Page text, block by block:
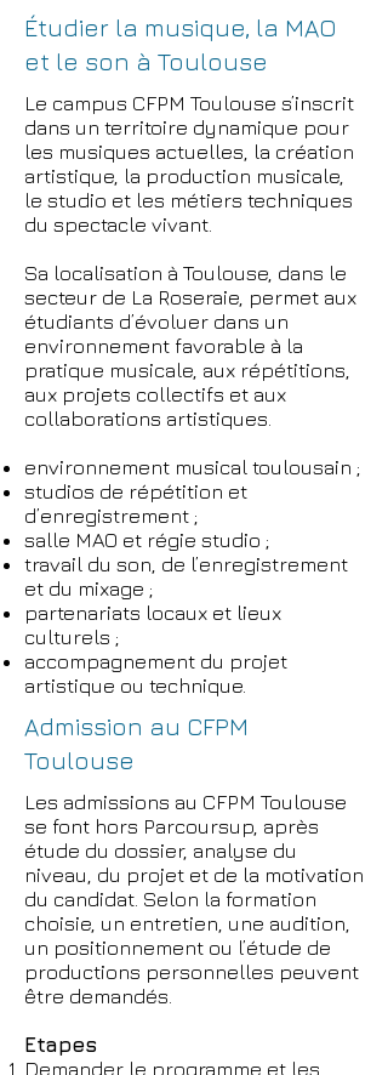
Étudier la musique, la MAO
et le son à Toulouse
Le campus CFPM Toulouse s’inscrit
dans un territoire dynamique pour
les musiques actuelles, la création
artistique, la production musicale,
le studio et les métiers techniques
du spectacle vivant.
Sa localisation à Toulouse, dans le
secteur de La Roseraie, permet aux
étudiants d’évoluer dans un
environnement favorable à la
pratique musicale, aux répétitions,
aux projets collectifs et aux
collaborations artistiques.
environnement musical toulousain ;
studios de répétition et
d’enregistrement ;
salle MAO et régie studio ;
travail du son, de l’enregistrement
et du mixage ;
partenariats locaux et lieux
culturels ;
accompagnement du projet
artistique ou technique.
Admission au CFPM
Toulouse
Les admissions au CFPM Toulouse
se font hors Parcoursup, après
étude du dossier, analyse du
niveau, du projet et de la motivation
du candidat. Selon la formation
choisie, un entretien, une audition,
un positionnement ou l’étude de
productions personnelles peuvent
être demandés.
Etapes
Demander le programme et les